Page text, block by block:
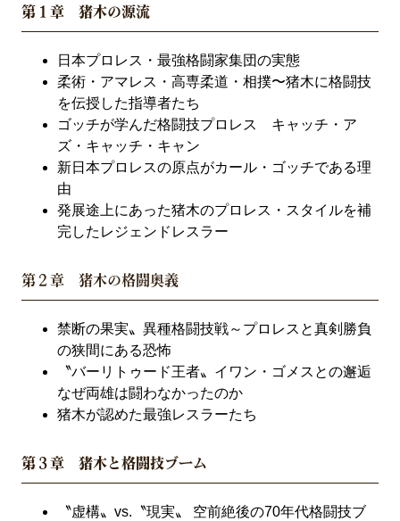
第１章 猪木の源流
日本プロレス・最強格闘家集団の実態
柔術・アマレス・高専柔道・相撲〜猪木に格闘技
を伝授した指導者たち
ゴッチが学んだ格闘技プロレス キャッチ・ア
ズ・キャッチ・キャン
新日本プロレスの原点がカール・ゴッチである理
由
発展途上にあった猪木のプロレス・スタイルを補
完したレジェンドレスラー
第２章 猪木の格闘奥義
禁断の果実〟異種格闘技戦～プロレスと真剣勝負
の狭間にある恐怖
〝バーリトゥード王者〟イワン・ゴメスとの邂逅
なぜ両雄は闘わなかったのか
猪木が認めた最強レスラーたち
第３章 猪木と格闘技ブーム
〝虚構〟vs.〝現実〟 空前絶後の70年代格闘技ブ